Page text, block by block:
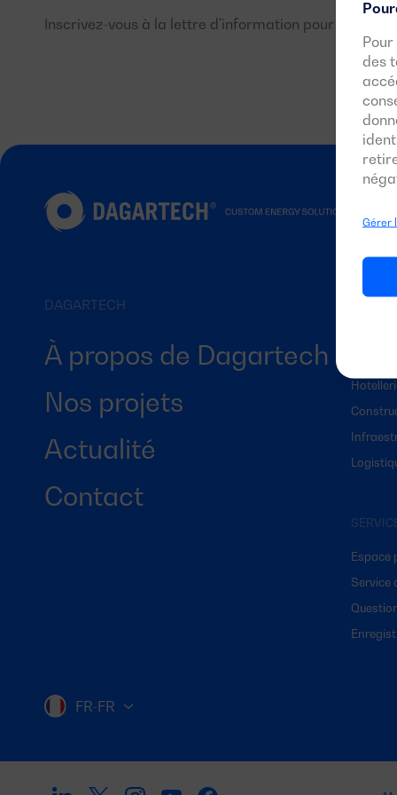
des
Gérer
Inscrivez-vous à la lettre d'information pour tout
DAGARTECH
À propos de Dagartech
Nos projets
Actualité
Contact
FR-FR
Espace
Service